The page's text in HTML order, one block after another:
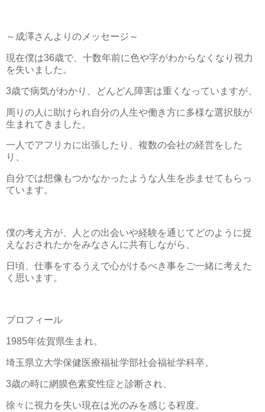
～成澤さんよりのメッセージ～
現在僕は36歳で、十数年前に色や字がわからなくなり視力
を失いました。
3歳で病気がわかり、どんどん障害は重くなっていますが、
周りの人に助けられ自分の人生や働き方に多様な選択肢が
生まれてきました。
一人でアフリカに出張したり、複数の会社の経営をした
り、
自分では想像もつかなかったような人生を歩ませてもらっ
ています。
僕の考え方が、人との出会いや経験を通じてどのように捉
えなおされたかをみなさんに共有しながら、
日頃、仕事をするうえで心がけるべき事をご一緒に考えた
く思います。
プロフィール
1985年佐賀県生まれ。
埼玉県立大学保健医療福祉学部社会福祉学科卒。
3歳の時に網膜色素変性症と診断され、
徐々に視力を失い現在は光のみを感じる程度。